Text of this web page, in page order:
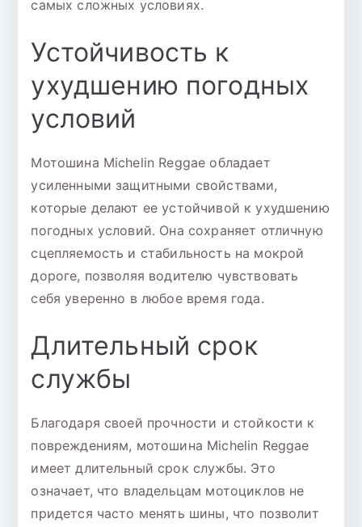
самых сложных условиях.
Устойчивость к
ухудшению погодных
условий
Мотошина Michelin Reggae обладает
усиленными защитными свойствами,
которые делают ее устойчивой к ухудшению
погодных условий. Она сохраняет отличную
сцепляемость и стабильность на мокрой
дороге, позволяя водителю чувствовать
себя уверенно в любое время года.
Длительный срок
службы
Благодаря своей прочности и стойкости к
повреждениям, мотошина Michelin Reggae
имеет длительный срок службы. Это
означает, что владельцам мотоциклов не
придется часто менять шины, что позволит